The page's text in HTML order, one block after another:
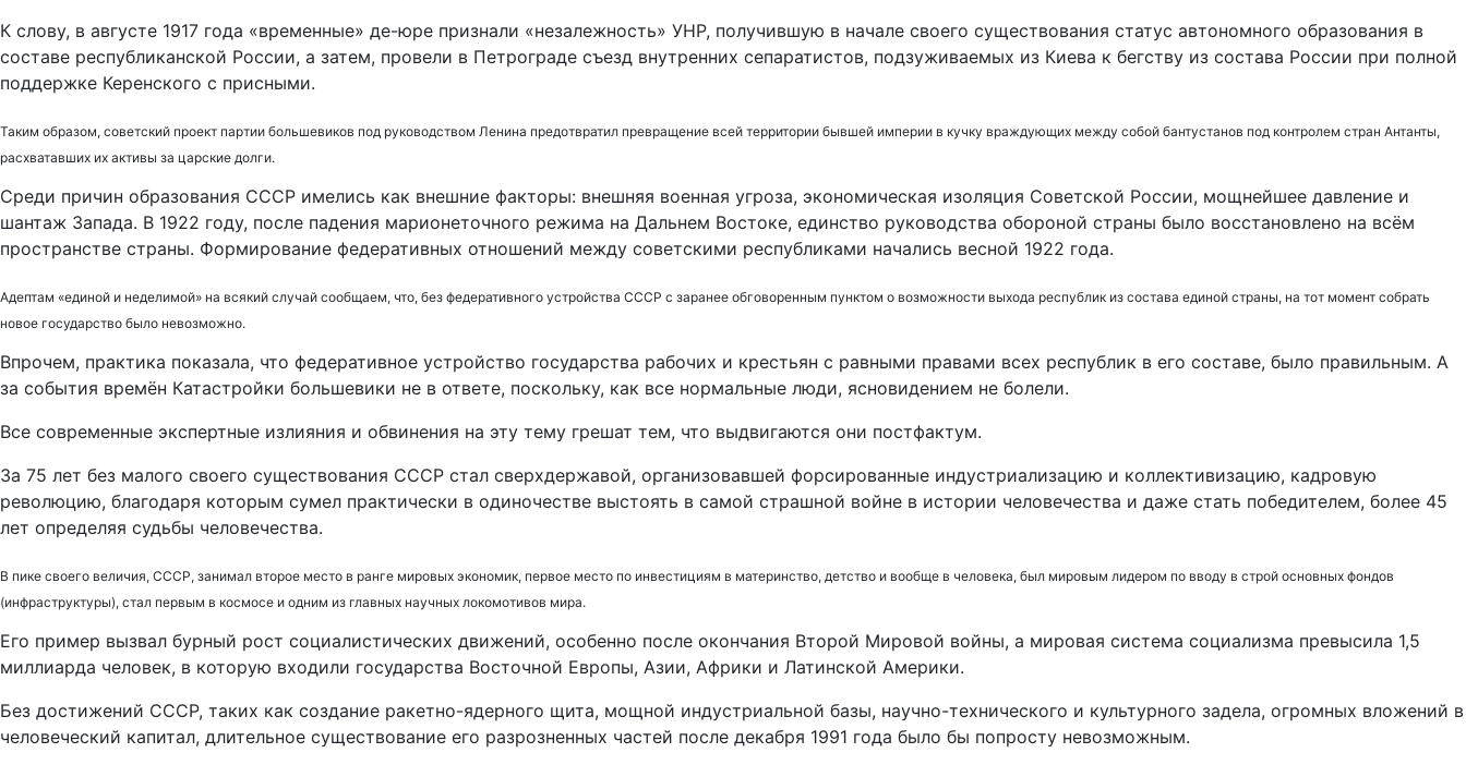
К слову, в августе 1917 года «временные» де-юре признали «незалежность» УНР, получившую в начале своего существования статус автономного образования в
составе республиканской России, а затем, провели в Петрограде съезд внутренних сепаратистов, подзуживаемых из Киева к бегству из состава России при полной
поддержке Керенского с присными.
Таким образом, советский проект партии большевиков под руководством Ленина предотвратил превращение всей территории бывшей империи в кучку враждующих между собой бантустанов под контролем стран Антанты,
расхватавших их активы за царские долги.
Среди причин образования СССР имелись как внешние факторы: внешняя военная угроза, экономическая изоляция Советской России, мощнейшее давление и
шантаж Запада. В 1922 году, после падения марионеточного режима на Дальнем Востоке, единство руководства обороной страны было восстановлено на всём
пространстве страны. Формирование федеративных отношений между советскими республиками начались весной 1922 года.
Адептам «единой и неделимой» на всякий случай сообщаем, что, без федеративного устройства СССР с заранее обговоренным пунктом о возможности выхода республик из состава единой страны, на тот момент собрать
новое государство было невозможно.
Впрочем, практика показала, что федеративное устройство государства рабочих и крестьян с равными правами всех республик в его составе, было правильным. А
за события времён Катастройки большевики не в ответе, поскольку, как все нормальные люди, ясновидением не болели.
Все современные экспертные излияния и обвинения на эту тему грешат тем, что выдвигаются они постфактум.
За 75 лет без малого своего существования СССР стал сверхдержавой, организовавшей форсированные индустриализацию и коллективизацию, кадровую
революцию, благодаря которым сумел практически в одиночестве выстоять в самой страшной войне в истории человечества и даже стать победителем, более 45
лет определяя судьбы человечества.
В пике своего величия, СССР, занимал второе место в ранге мировых экономик, первое место по инвестициям в материнство, детство и вообще в человека, был мировым лидером по вводу в строй основных фондов
(инфраструктуры), стал первым в космосе и одним из главных научных локомотивов мира.
Его пример вызвал бурный рост социалистических движений, особенно после окончания Второй Мировой войны, а мировая система социализма превысила 1,5
миллиарда человек, в которую входили государства Восточной Европы, Азии, Африки и Латинской Америки.
Без достижений СССР, таких как создание ракетно-ядерного щита, мощной индустриальной базы, научно-технического и культурного задела, огромных вложений в
человеческий капитал, длительное существование его разрозненных частей после декабря 1991 года было бы попросту невозможным.